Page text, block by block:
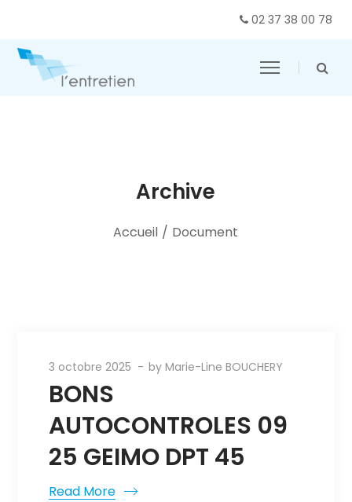
02 37 38 00 78
Archive
Accueil / Document
3 octobre 2025 byMarie-Line BOUCHERY
BONS
AUTOCONTROLES 09
25 GEIMO DPT 45
Read More